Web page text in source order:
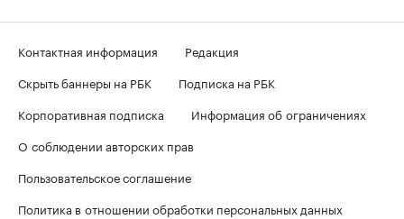
Контактная информация
Редакция
Скрыть баннеры на РБК
Подписка на РБК
Корпоративная подписка
Информация об ограничениях
О соблюдении авторских прав
Пользовательское соглашение
Политика в отношении обработки персональных данных